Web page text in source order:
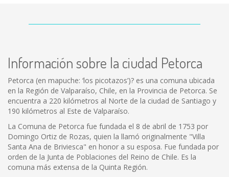
Información sobre la ciudad Petorca
Petorca (en mapuche: ‘los picotazos’)? es una comuna ubicada
en la Región de Valparaíso, Chile, en la Provincia de Petorca. Se
encuentra a 220 kilómetros al Norte de la ciudad de Santiago y
190 kilómetros al Este de Valparaíso.
La Comuna de Petorca fue fundada el 8 de abril de 1753 por
Domingo Ortiz de Rozas, quien la llamó originalmente "Villa
Santa Ana de Briviesca" en honor a su esposa. Fue fundada por
orden de la Junta de Poblaciones del Reino de Chile. Es la
comuna más extensa de la Quinta Región.